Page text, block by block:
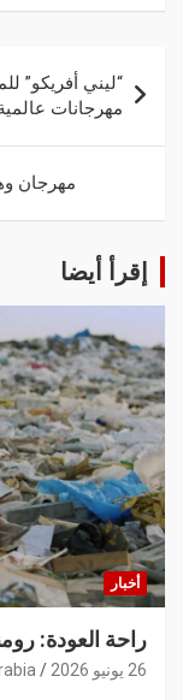
مهرجانات
مهرجان
إقرأ أيضا
أخبار
راحة العودة:
26 يونيو 2026